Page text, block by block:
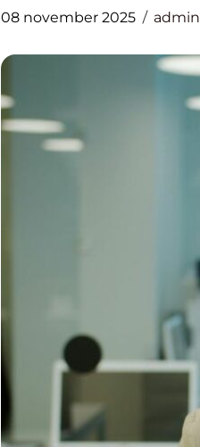
08 november 2025 admin